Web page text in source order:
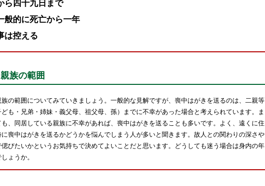
四十九日まで
的に死亡から一年
控える
族の範囲
の範囲についてみていきましょう。一般的な見解ですが、喪中はがきを送るのは、二親等
も・兄弟・姉妹・義父母、祖父母、孫）までに不幸があった場合と考えられています。ま
、同居している親族に不幸があれば、喪中はがきを送ることも多いです。よく、遠くに住
喪中はがきを送るかどうかを悩んでしまう人が多いと聞きます。故人との関わりの深さや
びたいかというお気持ちで決めてよいことだと思います。どうしても迷う場合は身内の年
ょうか。